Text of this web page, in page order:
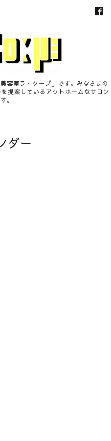
容室ラ・クープ」です。みなさまの
提案しているアットホームなサロン
。
ダー